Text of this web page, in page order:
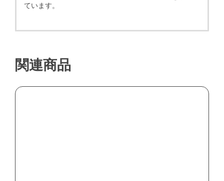
ています。
関連商品